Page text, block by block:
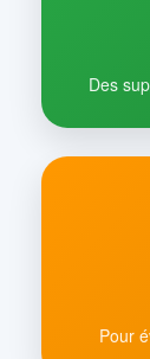
Des
Pour